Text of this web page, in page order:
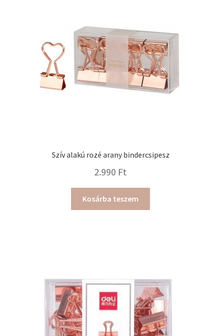
Szív alakú rozé arany bindercsipesz
2.990 Ft
Kosárba teszem